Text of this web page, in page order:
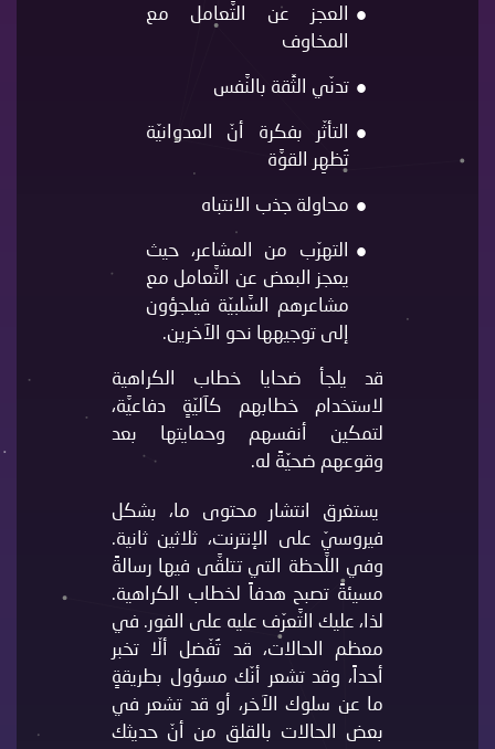
العجز عن التَّعامل مع
المخاوف
تدنّي الثِّقة بالنَّفس
التأثّر بفكرة أنّ العدوانيّة
تُظهِر القوَّة
محاولة جذب الانتباه
التهرّب من المشاعر، حيث
يعجز البعض عن التَّعامل مع
مشاعرهم السَّلبيّة فيلجؤون
إلى توجيهها نحو الآخرين.
قد يلجأ ضحايا خطاب الكراهية
لاستخدام خطابهم كآليّةٍ دفاعيَّة،
لتمكين أنفسهم وحمايتها بعد
وقوعهم ضحيّةً له.
يستغرق انتشار محتوى ما، بشكل
فيروسيّ على الإنترنت، ثلاثين ثانية.
وفي اللَّحظة التي تتلقَّى فيها رسالةً
مسيئةً تصبح هدفاً لخطاب الكراهية.
لذا، عليك التَّعرّف عليه على الفور. في
معظم الحالات، قد تُفّضل ألّا تخبر
أحداً، وقد تشعر أنّك مسؤول بطريقةٍ
ما عن سلوك الآخر، أو قد تشعر في
بعض الحالات بالقلق من أنّ حديثك